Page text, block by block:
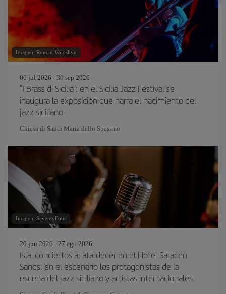
Imagen: Roman Voloshyn
06 jul 2026 - 30 sep 2026
"I Brass di Sicilia": en el Sicilia Jazz Festival se
inaugura la exposición que narra el nacimiento del
jazz siciliano
Chiesa di Santa Maria dello Spasimo
Imagen: SeventyFour
20 jun 2026 - 27 ago 2026
Isla, conciertos al atardecer en el Hotel Saracen
Sands: en el escenario los protagonistas de la
escena del jazz siciliano y artistas internacionales